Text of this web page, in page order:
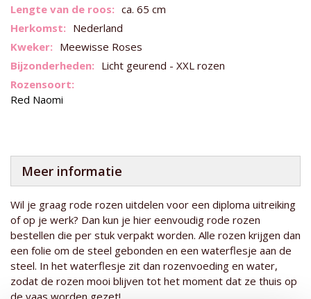
Meer
informatie
ca. 65 cm
Nederland
Meewisse Roses
Licht geurend - XXL rozen
Red Naomi
Meer informatie
Wil je graag rode rozen uitdelen voor een diploma uitreiking
of op je werk? Dan kun je hier eenvoudig rode rozen
bestellen die per stuk verpakt worden. Alle rozen krijgen dan
een folie om de steel gebonden en een waterflesje aan de
steel. In het waterflesje zit dan rozenvoeding en water,
zodat de rozen mooi blijven tot het moment dat ze thuis op
de vaas worden gezet!